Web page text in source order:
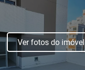
Ver fotos do imóvel